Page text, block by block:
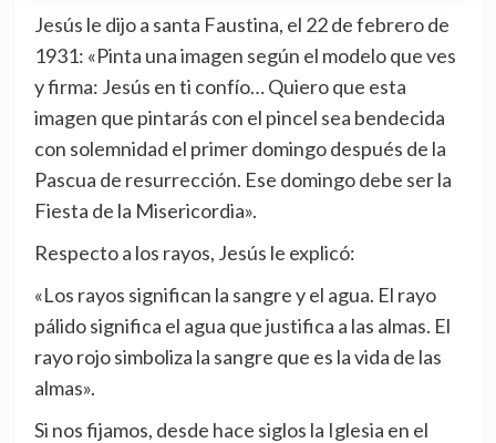
Jesús le dijo a santa Faustina, el 22 de febrero de
1931: «Pinta una imagen según el modelo que ves
y firma: Jesús en ti confío… Quiero que esta
imagen que pintarás con el pincel sea bendecida
con solemnidad el primer domingo después de la
Pascua de resurrección. Ese domingo debe ser la
Fiesta de la Misericordia».
Respecto a los rayos, Jesús le explicó:
«Los rayos significan la sangre y el agua. El rayo
pálido significa el agua que justifica a las almas. El
rayo rojo simboliza la sangre que es la vida de las
almas».
Si nos fijamos, desde hace siglos la Iglesia en el